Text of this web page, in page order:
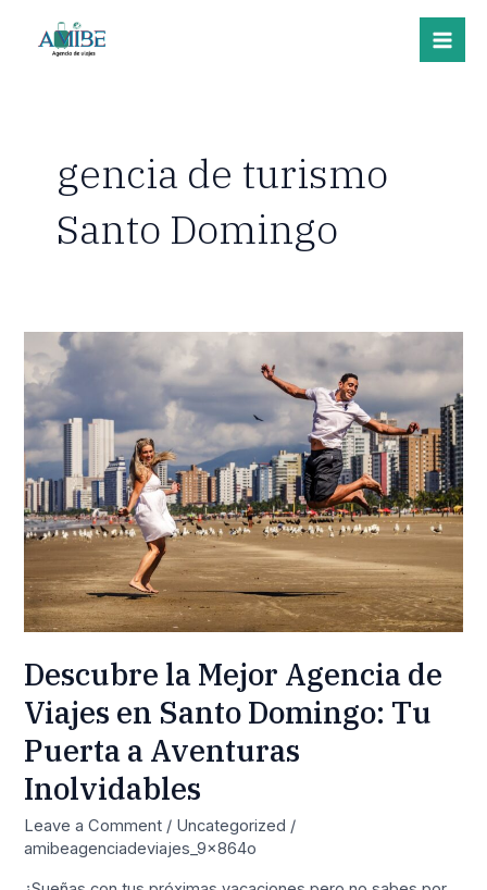
gencia de turismo
Santo Domingo
Descubre la Mejor Agencia de
Viajes en Santo Domingo: Tu
Puerta a Aventuras
Inolvidables
Leave a Comment / Uncategorized /
amibeagenciadeviajes_9x864o
Descubre
Mejor
Agencia
de
Viajes
en
Santo
Tu
Puerta
a
Inolvidables